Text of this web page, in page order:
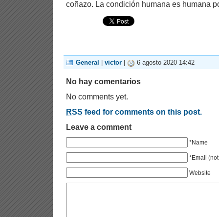
coñazo. La condición humana es humana
General victor 6 agosto 2020 14:42
No hay comentarios
No comments yet.
RSS feed for comments on this post.
Leave a comment
*Name
*Email
Website